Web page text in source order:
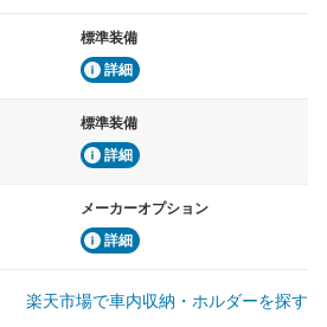
標準装備
詳細
標準装備
詳細
メーカーオプション
詳細
楽天市場で車内収納・ホルダーを探す